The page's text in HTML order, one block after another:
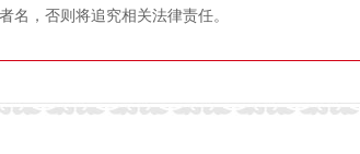
名，否则将追究相关法律责任。